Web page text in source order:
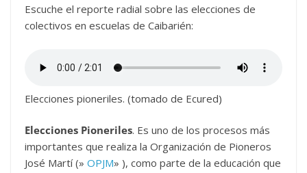
Escuche el reporte radial sobre las elecciones de
colectivos en escuelas de Caibarién:
Elecciones pioneriles. (tomado de Ecured)
Elecciones Pioneriles. Es uno de los procesos más
importantes que realiza la Organización de Pioneros
José Martí (» OPJM» ), como parte de la educación que